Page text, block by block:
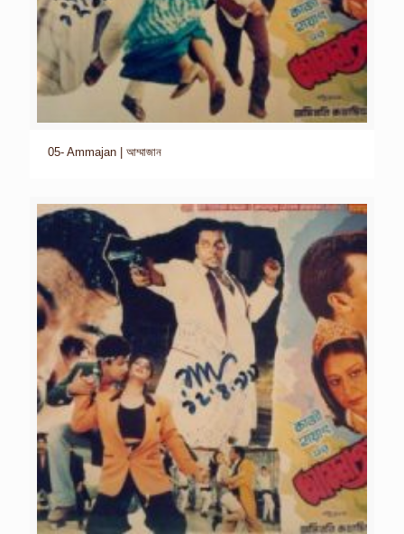
05- Ammajan | আম্মাজান